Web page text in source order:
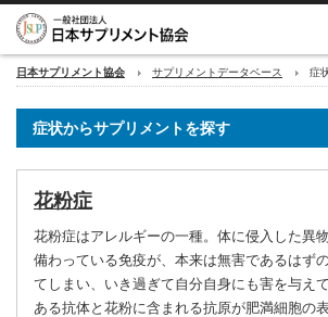
日本サプリメント協会 サプリメントデータベース 症
症状からサプリメントを探す
花粉症
花粉症はアレルギーの一種。体に侵入した異
備わっている免疫が、本来は無害であるはず
てしまい、いき過ぎて自分自身にも害を与え
ある抗体と花粉に含まれる抗原が肥満細胞の